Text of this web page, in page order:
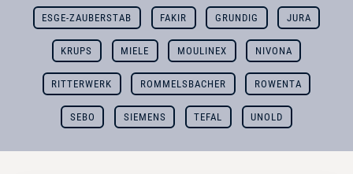
ESGE-ZAUBERSTAB FAKIR GRUNDIG JURA
KRUPS MIELE MOULINEX NIVONA
RITTERWERK ROMMELSBACHER ROWENTA
SEBO SIEMENS TEFAL UNOLD